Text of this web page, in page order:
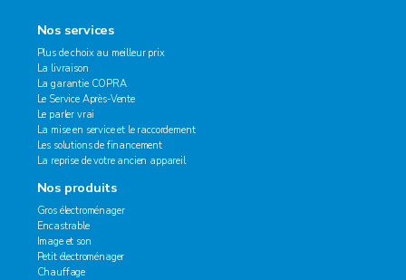
Nos services
Plus de choix au meilleur prix
La livraison
La garantie COPRA
Le Service Après-Vente
Le parler vrai
La mise en service et le raccordement
Les solutions de financement
La reprise de votre ancien appareil
Nos produits
Gros électroménager
Encastrable
Image et son
Petit électroménager
Chauffage